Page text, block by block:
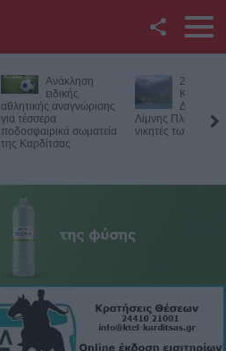
Twitter
YouTube
RSS
Επικοινωνία με το
27ος
Κολυμβητικός
Διάπλους
Λίμνης Πλαστήρα: Οι
νικητές των αγώνων
τροχαίο
33χρονο
μοτοσικλετιστή
Πιερία